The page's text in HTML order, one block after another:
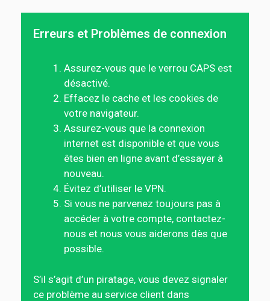
Erreurs et Problèmes de connexion
Assurez-vous que le verrou CAPS est
désactivé.
Effacez le cache et les cookies de
votre navigateur.
Assurez-vous que la connexion
internet est disponible et que vous
êtes bien en ligne avant d’essayer à
nouveau.
Évitez d’utiliser le VPN.
Si vous ne parvenez toujours pas à
accéder à votre compte, contactez-
nous et nous vous aiderons dès que
possible.
S’il s’agit d’un piratage, vous devez signaler
ce problème au service client dans